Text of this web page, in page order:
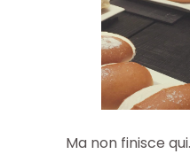
Ma non finisce